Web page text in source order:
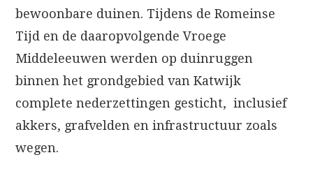
bewoonbare duinen. Tijdens de Romeinse
Tijd en de daaropvolgende Vroege
Middeleeuwen werden op duinruggen
binnen het grondgebied van Katwijk
complete nederzettingen gesticht, inclusief
akkers, grafvelden en infrastructuur zoals
wegen.